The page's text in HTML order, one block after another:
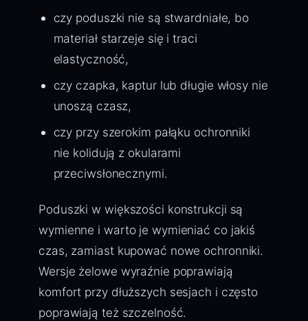
czy poduszki nie są stwardniałe, bo
materiał starzeje się i traci
elastyczność,
czy czapka, kaptur lub długie włosy nie
unoszą czasz,
czy przy szerokim pałąku ochronniki
nie kolidują z okularami
przeciwsłonecznymi.
Poduszki w większości konstrukcji są
wymienne i warto je wymieniać co jakiś
czas, zamiast kupować nowe ochronniki.
Wersje żelowe wyraźnie poprawiają
komfort przy dłuższych sesjach i często
poprawiają też szczelność.